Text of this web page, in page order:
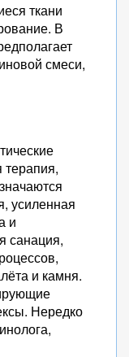
ткани
В
смеси,
усиленная
и
санация,
и камня.
Нередко